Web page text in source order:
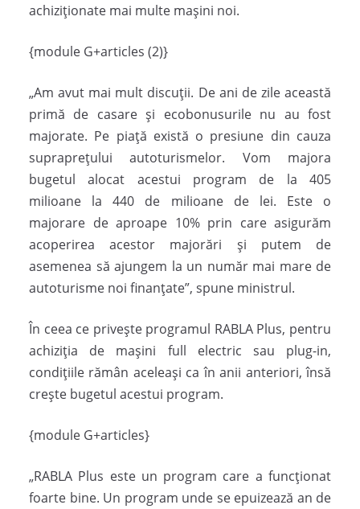
achiziționate mai multe mașini noi.
{module G+articles (2)}
„Am avut mai mult discuții. De ani de zile această
primă de casare și ecobonusurile nu au fost
majorate. Pe piață există o presiune din cauza
supraprețului autoturismelor. Vom majora
bugetul alocat acestui program de la 405
milioane la 440 de milioane de lei. Este o
majorare de aproape 10% prin care asigurăm
acoperirea acestor majorări și putem de
asemenea să ajungem la un număr mai mare de
autoturisme noi finanțate”, spune ministrul.
În ceea ce privește programul RABLA Plus, pentru
achiziția de mașini full electric sau plug-in,
condițiile rămân aceleași ca în anii anteriori, însă
crește bugetul acestui program.
{module G+articles}
„RABLA Plus este un program care a funcționat
foarte bine. Un program unde se epuizează an de